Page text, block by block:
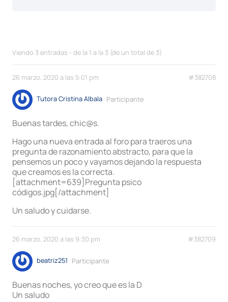
Viendo 3 entradas - de la 1 a la 3 (de un total de 3)
26 marzo, 2020 a las 5:01 pm #382708
Tutora Cristina Albala Participante
Buenas tardes, chic@s.
Hago una nueva entrada al foro para traeros una
pregunta de razonamiento abstracto, para que la
pensemos un poco y vayamos dejando la respuesta
que creamos es la correcta.
[attachment=639]Pregunta psico
códigos.jpg[/attachment]
Un saludo y cuidarse.
26 marzo, 2020 a las 9:30 pm #382709
beatriz251 Participante
Buenas noches, yo creo que es la D
Un saludo